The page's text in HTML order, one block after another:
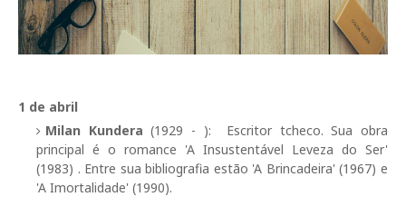
1 de abril
Milan Kundera (1929 - ): Escritor tcheco. Sua obra
principal é o romance 'A Insustentável Leveza do Ser'
(1983) . Entre sua bibliografia estão 'A Brincadeira' (1967) e
'A Imortalidade' (1990).